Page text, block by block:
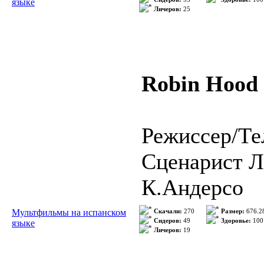
REPARTO:
PAÍS:
GÉNERO:
SINÓPSIS:
Spin-off de
языке
Личеров: 25
Robin Hood
Режиссер/
Сценарист
К.Андерсо
Год выхода:
Качество:
Мультфильмы на испанском
языке
Скачали: 270
Сидеров: 49
Личеров: 19
Размер:
Здоровье: 100